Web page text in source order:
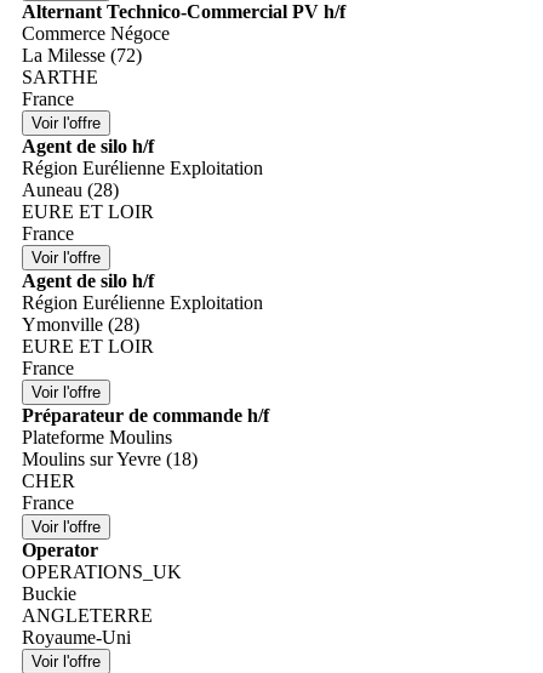
Alternant Technico-Commercial PV h/f
Commerce Négoce
La Milesse (72)
SARTHE
France
Agent de silo h/f
Région Eurélienne Exploitation
Auneau (28)
EURE ET LOIR
France
Agent de silo h/f
Région Eurélienne Exploitation
Ymonville (28)
EURE ET LOIR
France
Préparateur de commande h/f
Plateforme Moulins
Moulins sur Yevre (18)
CHER
France
Operator
OPERATIONS_UK
Buckie
ANGLETERRE
Royaume-Uni